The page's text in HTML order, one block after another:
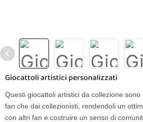
Giocattoli artistici personalizzati
Questi giocattoli artistici da collezione
fan che dai collezionisti, rendendoli un
con altri fan e costruire un senso di